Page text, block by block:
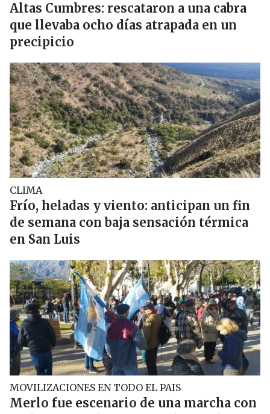
Altas Cumbres: rescataron a una cabra
que llevaba ocho días atrapada en un
precipicio
CLIMA
Frío, heladas y viento: anticipan un fin
de semana con baja sensación térmica
en San Luis
MOVILIZACIONES EN TODO EL PAIS
Merlo fue escenario de una marcha con